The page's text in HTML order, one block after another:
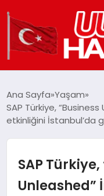
DÜNYA
Ana Sayfa Yaşam
SAP Türkiye,
etkinliğini İstanbul’da
SAP
Unleashed”